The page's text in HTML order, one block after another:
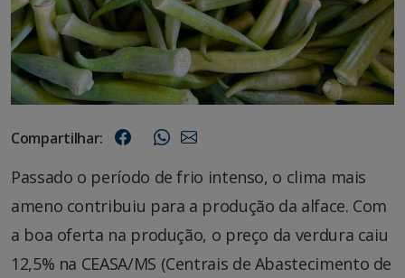
Compartilhar:
Passado o período de frio intenso, o clima mais
ameno contribuiu para a produção da alface. Com
a boa oferta na produção, o preço da verdura caiu
12,5% na CEASA/MS (Centrais de Abastecimento de